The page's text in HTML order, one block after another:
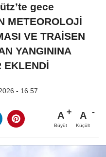
gece
METEOROLOJİ
VE TRAİSEN
YANGININA
EKLENDİ
- 16:57
A
Büyüt
A
Küçült